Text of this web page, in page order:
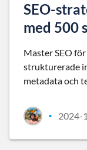
SEO-
med 500
Master SEO
strukturerade
metadata och
• 2024-